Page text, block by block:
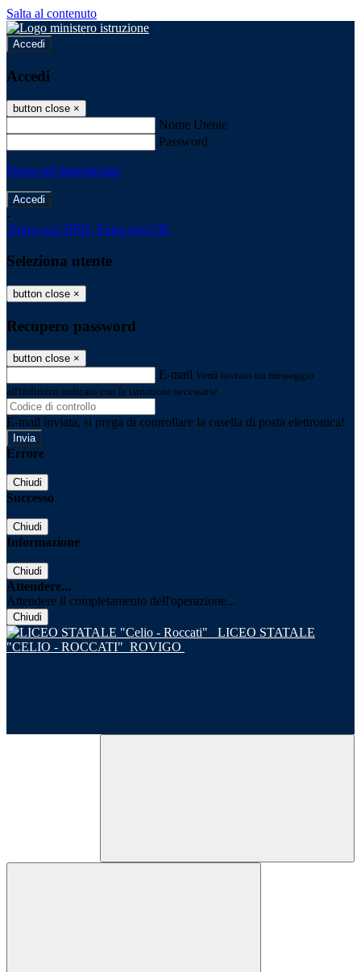
Salta al contenuto
Accedi
Accedi
button close ×
Nome Utente
Password
Password dimenticata?
-
Entra con SPID Entra con CIE
Seleziona utente
button close ×
Recupero password
button close ×
E-mail Verrà inviato un messaggio
all'indirizzo indicato con le istruzioni necessarie.
E-mail inviata, si prega di controllare la casella di posta elettronica!
Errore
Chiudi
Successo
Chiudi
Informazione
Chiudi
Attendere...
Attendere il completamento dell'operazione...
Chiudi
LICEO STATALE
"CELIO - ROCCATI" ROVIGO